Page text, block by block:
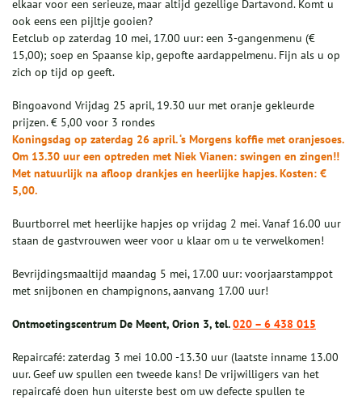
elkaar voor een serieuze, maar altijd gezellige Dartavond. Komt u
ook eens een pijltje gooien?
Eetclub op zaterdag 10 mei, 17.00 uur: een 3-gangenmenu (€
15,00); soep en Spaanse kip, gepofte aardappelmenu. Fijn als u op
zich op tijd op geeft.
Bingoavond Vrijdag 25 april, 19.30 uur met oranje gekleurde
prijzen. € 5,00 voor 3 rondes
Koningsdag op zaterdag 26 april. ‘s Morgens koffie met oranjesoes.
Om 13.30 uur een optreden met Niek Vianen: swingen en zingen!!
Met natuurlijk na afloop drankjes en heerlijke hapjes. Kosten: €
5,00.
Buurtborrel met heerlijke hapjes op vrijdag 2 mei. Vanaf 16.00 uur
staan de gastvrouwen weer voor u klaar om u te verwelkomen!
Bevrijdingsmaaltijd maandag 5 mei, 17.00 uur: voorjaarstamppot
met snijbonen en champignons, aanvang 17.00 uur!
Ontmoetingscentrum De Meent, Orion 3, tel.020 – 6 438 015
Repaircafé: zaterdag 3 mei 10.00 -13.30 uur (laatste inname 13.00
uur. Geef uw spullen een tweede kans! De vrijwilligers van het
repaircafé doen hun uiterste best om uw defecte spullen te